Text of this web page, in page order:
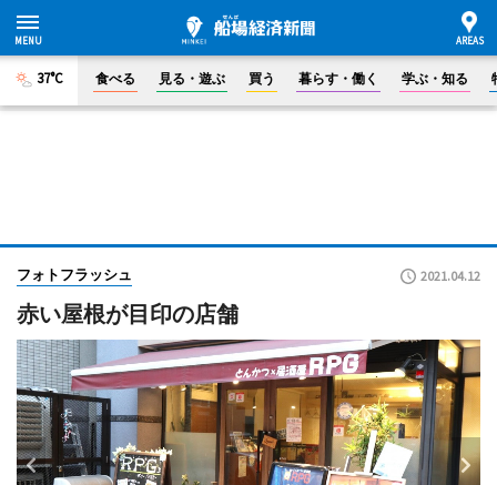
37°C 食べる 見る・遊ぶ 買う 暮らす・働く 学ぶ・知る
フォトフラッシュ 2021.04.12
赤い屋根が目印の店舗